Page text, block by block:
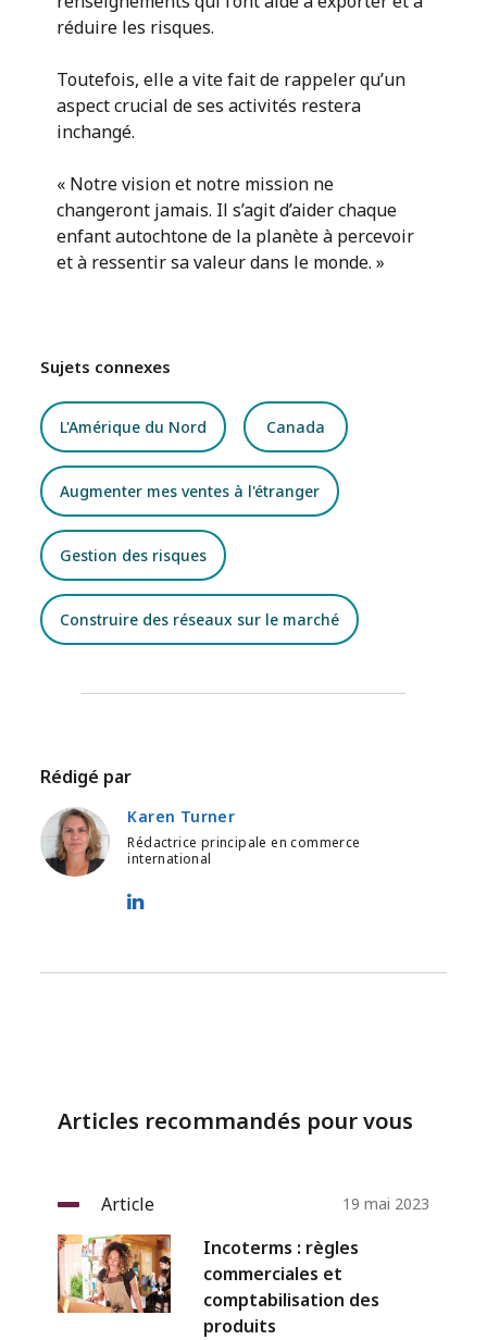
réduire les risques.
Toutefois, elle a vite fait de rappeler qu’un
aspect crucial de ses activités restera
inchangé.
« Notre vision et notre mission ne
changeront jamais. Il s’agit d’aider chaque
enfant autochtone de la planète à percevoir
et à ressentir sa valeur dans le monde. »
Sujets connexes
L'Amérique du Nord Canada
Augmenter mes ventes à l'étranger
Gestion des risques
Construire des réseaux sur le marché
Rédigé par
Karen Turner
Rédactrice principale en commerce
international
Karen Turner - LinkedIn
Articles recommandés pour vous
Article 19 mai 2023
Incoterms : règles
commerciales et
comptabilisation des
produits